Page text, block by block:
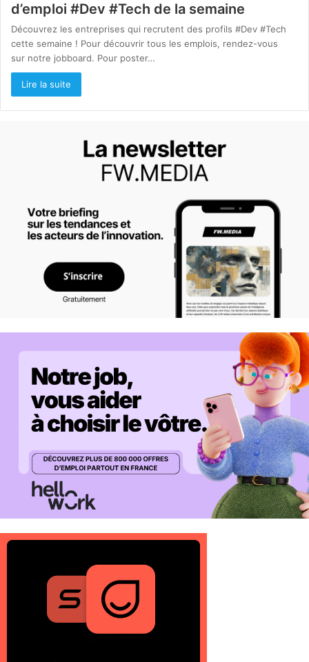
d’emploi #Dev #Tech de la semaine
Découvrez les entreprises qui recrutent des profils #Dev #Tech
cette semaine ! Pour découvrir tous les emplois, rendez-vous
sur notre jobboard. Pour poster…
Lire la suite